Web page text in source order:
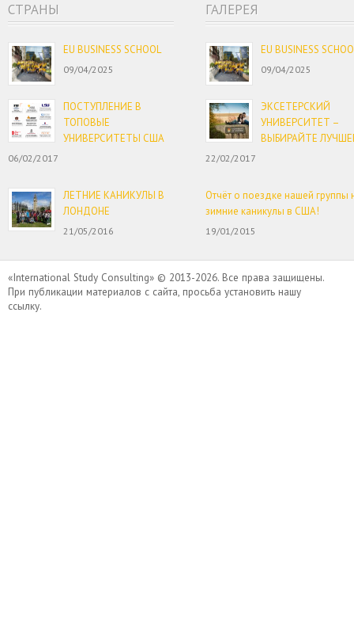
CТРАНЫ
EU BUSINESS SCHOOL
09/04/2025
ПОСТУПЛЕНИЕ В
ТОПОВЫЕ
УНИВЕРСИТЕТЫ США
06/02/2017
ЛЕТНИЕ КАНИКУЛЫ В
ЛОНДОНЕ
21/05/2016
ГАЛЕРЕЯ
EU BUSINESS
09/04/2025
ЭКСЕТЕРСКИЙ
УНИВЕРСИТЕТ –
ВЫБИРАЙТЕ
22/02/2017
Отчёт о поездке нашей группы
зимние каникулы в США!
19/01/2015
«International Study Consulting» © 2013-2026. Все права защищены.
При публикации материалов с сайта, просьба установить нашу
ссылку.